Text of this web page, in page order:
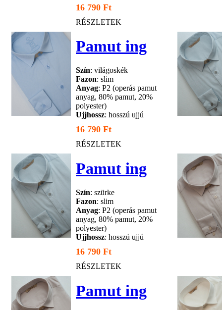
16 790 Ft
RÉSZLETEK
Pamut ing
Szín: világoskék
Fazon: slim
Anyag: P2 (operás pamut
anyag, 80% pamut, 20%
polyester)
Ujjhossz: hosszú ujjú
16 790 Ft
RÉSZLETEK
Pamut ing
Szín: szürke
Fazon: slim
Anyag: P2 (operás pamut
anyag, 80% pamut, 20%
polyester)
Ujjhossz: hosszú ujjú
16 790 Ft
RÉSZLETEK
Pamut ing